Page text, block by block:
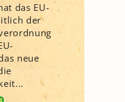
das EU-
der
neue